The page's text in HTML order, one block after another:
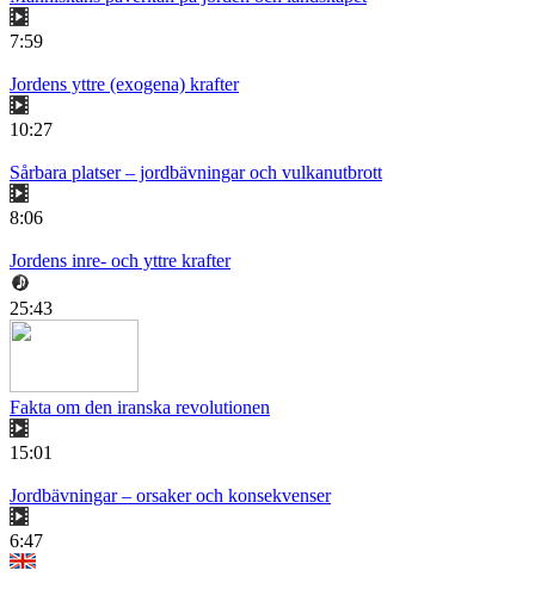
7:59
Jordens yttre (exogena) krafter
10:27
Sårbara platser – jordbävningar och vulkanutbrott
8:06
Jordens inre- och yttre krafter
25:43
Fakta om den iranska revolutionen
15:01
Jordbävningar – orsaker och konsekvenser
6:47